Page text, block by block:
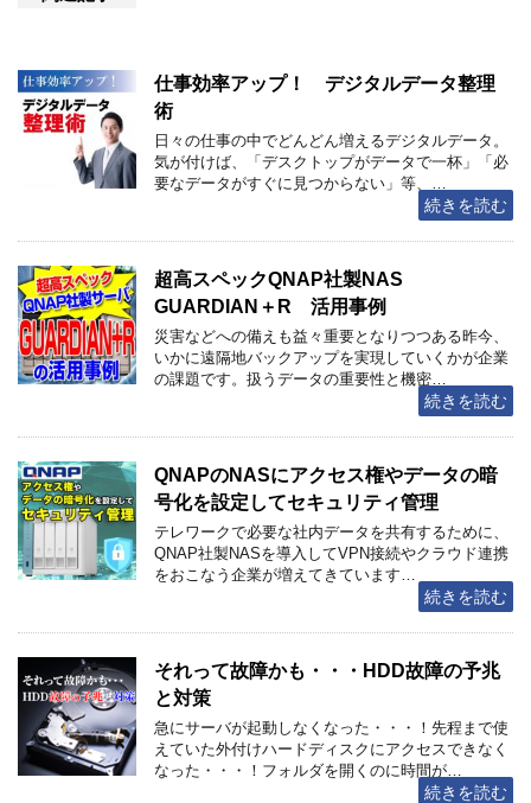
仕事効率アップ！ デジタルデータ整理
術
日々の仕事の中でどんどん増えるデジタルデータ。
気が付けば、「デスクトップがデータで一杯」「必
要なデータがすぐに見つからない」等、…
続きを読む
超高スペックQNAP社製NAS
GUARDIAN＋R 活用事例
災害などへの備えも益々重要となりつつある昨今、
いかに遠隔地バックアップを実現していくかが企業
の課題です。扱うデータの重要性と機密…
続きを読む
QNAPのNASにアクセス権やデータの暗
号化を設定してセキュリティ管理
テレワークで必要な社内データを共有するために、
QNAP社製NASを導入してVPN接続やクラウド連携
をおこなう企業が増えてきています…
続きを読む
それって故障かも・・・HDD故障の予兆
と対策
急にサーバが起動しなくなった・・・！先程まで使
えていた外付けハードディスクにアクセスできなく
なった・・・！フォルダを開くのに時間が…
続きを読む